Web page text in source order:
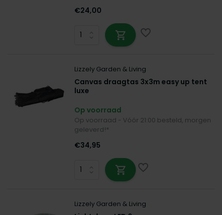
€24,00
Lizzely Garden & Living
Canvas draagtas 3x3m easy up tent
luxe
Op voorraad
Op voorraad - Vóór 21:00 besteld, morgen
geleverd!*
€34,95
Lizzely Garden & Living